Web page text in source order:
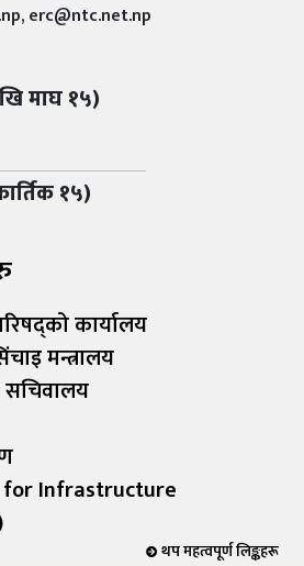
erc@ntc.net.np
माघ १५)
१५)
कार्यालय
मन्त्रालय
for Infrastructure
थप महत्वपूर्ण लिङ्कहरू